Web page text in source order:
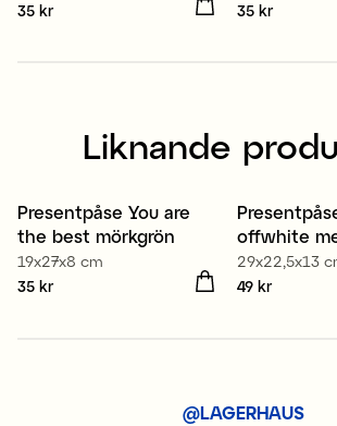
Pris:
35 kr Pris:
35 kr
Liknande
Presentpåse You are
the best mörkgrön
19x27x8 cm
Pris:
35 kr
offwhite
29x22,5x13
Pris:
49 kr
@LAGERHAUS